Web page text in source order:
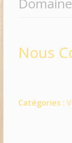
Nous
Catégories :